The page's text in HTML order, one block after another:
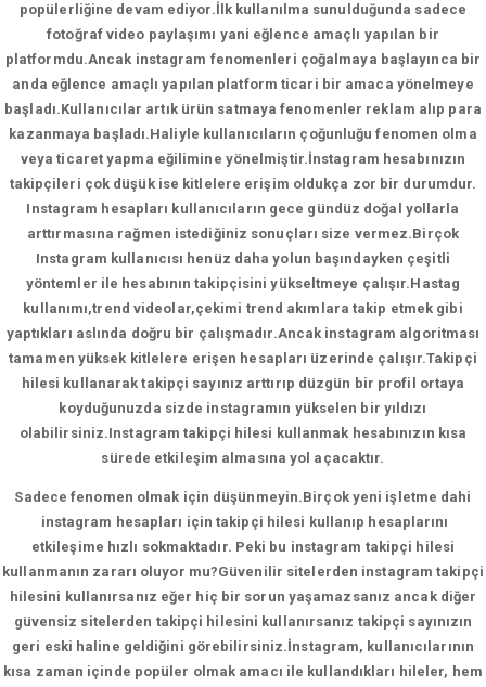
popülerliğine devam ediyor.İlk kullanılma sunulduğunda sadece
fotoğraf video paylaşımı yani eğlence amaçlı yapılan bir
platformdu.Ancak instagram fenomenleri çoğalmaya başlayınca bir
anda eğlence amaçlı yapılan platform ticari bir amaca yönelmeye
başladı.Kullanıcılar artık ürün satmaya fenomenler reklam alıp para
kazanmaya başladı.Haliyle kullanıcıların çoğunluğu fenomen olma
veya ticaret yapma eğilimine yönelmiştir.İnstagram hesabınızın
takipçileri çok düşük ise kitlelere erişim oldukça zor bir durumdur.
Instagram hesapları kullanıcıların gece gündüz doğal yollarla
arttırmasına rağmen istediğiniz sonuçları size vermez.Birçok
Instagram kullanıcısı henüz daha yolun başındayken çeşitli
yöntemler ile hesabının takipçisini yükseltmeye çalışır.Hastag
kullanımı,trend videolar,çekimi trend akımlara takip etmek gibi
yaptıkları aslında doğru bir çalışmadır.Ancak instagram algoritması
tamamen yüksek kitlelere erişen hesapları üzerinde çalışır.Takipçi
hilesi kullanarak takipçi sayınız arttırıp düzgün bir profil ortaya
koyduğunuzda sizde instagramın yükselen bir yıldızı
olabilirsiniz.Instagram takipçi hilesi kullanmak hesabınızın kısa
sürede etkileşim almasına yol açacaktır.
Sadece fenomen olmak için düşünmeyin.Birçok yeni işletme dahi
instagram hesapları için takipçi hilesi kullanıp hesaplarını
etkileşime hızlı sokmaktadır. Peki bu instagram takipçi hilesi
kullanmanın zararı oluyor mu?Güvenilir sitelerden instagram takipçi
hilesini kullanırsanız eğer hiç bir sorun yaşamazsanız ancak diğer
güvensiz sitelerden takipçi hilesini kullanırsanız takipçi sayınızın
geri eski haline geldiğini görebilirsiniz.İnstagram, kullanıcılarının
kısa zaman içinde popüler olmak amacı ile kullandıkları hileler, hem